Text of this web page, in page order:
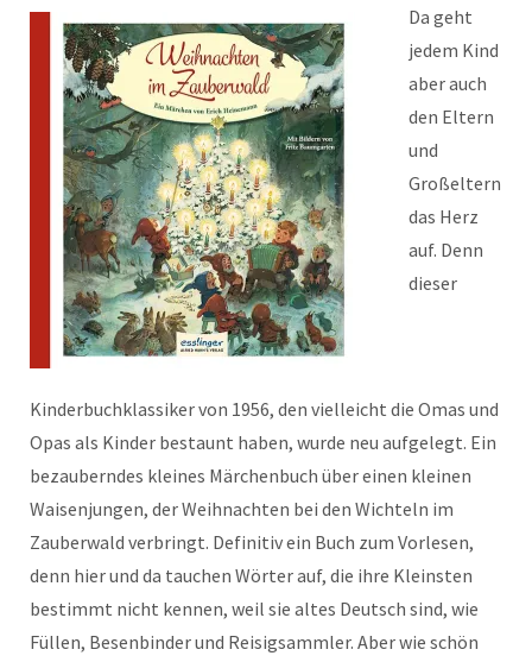
Da geht
jedem Kind
aber auch
den Eltern
und
Großeltern
das Herz
auf. Denn
dieser
Kinderbuchklassiker von 1956, den vielleicht die Omas und
Opas als Kinder bestaunt haben, wurde neu aufgelegt. Ein
bezauberndes kleines Märchenbuch über einen kleinen
Waisenjungen, der Weihnachten bei den Wichteln im
Zauberwald verbringt. Definitiv ein Buch zum Vorlesen,
denn hier und da tauchen Wörter auf, die ihre Kleinsten
bestimmt nicht kennen, weil sie altes Deutsch sind, wie
Füllen, Besenbinder und Reisigsammler. Aber wie schön